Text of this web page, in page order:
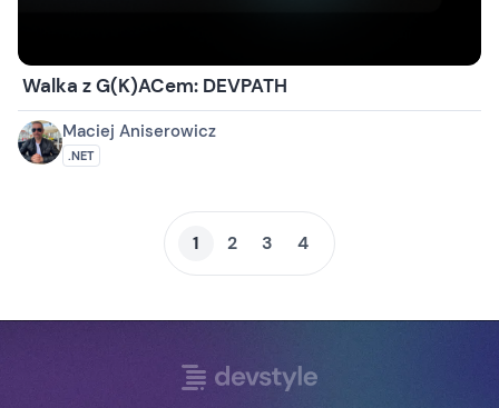
Walka z G(K)ACem: DEVPATH
Maciej Aniserowicz
.NET
1 2 3 4